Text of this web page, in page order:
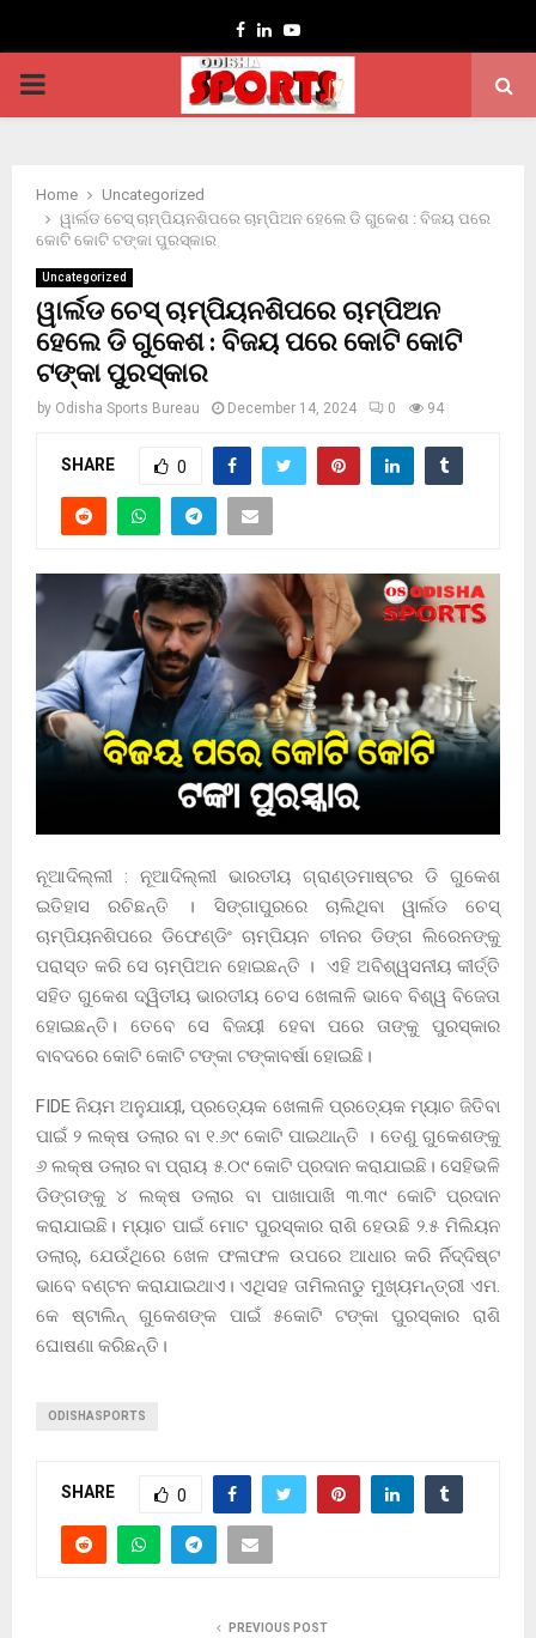
Facebook
LinkedinYoutube
PRIMARY
Home
Uncategorized
ୱାର୍ଲଡ ଚେସ୍ ଚାମ୍ପିୟନଶିପରେ ଚାମ୍ପିଅନ ହେଲେ ଡି ଗୁକେଶ : ବିଜୟ ପରେ
କୋଟି କୋଟି ଟଙ୍କା ପୁରସ୍କାର
Uncategorized
ୱାର୍ଲଡ ଚେସ୍ ଚାମ୍ପିୟନଶିପରେ ଚାମ୍ପିଅନ
ହେଲେ ଡି ଗୁକେଶ : ବିଜୟ ପରେ କୋଟି କୋଟି
ଟଙ୍କା ପୁରସ୍କାର
by Odisha Sports Bureau December 14, 2024 0 94
SHARE 0
ନୂଆଦିଲ୍ଲୀ : ନୂଆଦିଲ୍ଲୀ ଭାରତୀୟ ଗ୍ରାଣ୍ଡମାଷ୍ଟର ଡି ଗୁକେଶ
ଇତିହାସ ରଚିଛନ୍ତି । ସିଙ୍ଗାପୁରରେ ଚାଲିଥିବା ୱାର୍ଲଡ ଚେସ୍
ଚାମ୍ପିୟନଶିପରେ ଡିଫେଣ୍ଡିଂ ଚାମ୍ପିୟନ ଚୀନର ଡିଙ୍ଗ ଲିରେନଙ୍କୁ
ପରାସ୍ତ କରି ସେ ଚାମ୍ପିଅନ ହୋଇଛନ୍ତି । ଏହି ଅବିଶ୍ୱସନୀୟ କୀର୍ତ୍ତି
ସହିତ ଗୁକେଶ ଦ୍ୱିତୀୟ ଭାରତୀୟ ଚେସ ଖେଳାଳି ଭାବେ ବିଶ୍ୱ ବିଜେତା
ହୋଇଛନ୍ତି। ତେବେ ସେ ବିଜୟୀ ହେବା ପରେ ତାଙ୍କୁ ପୁରସ୍କାର
ବାବଦରେ କୋଟି କୋଟି ଟଙ୍କା ଟଙ୍କାବର୍ଷା ହୋଇଛି।
FIDE ନିୟମ ଅନୁଯାୟୀ, ପ୍ରତ୍ୟେକ ଖେଳାଳି ପ୍ରତ୍ୟେକ ମ୍ୟାଚ ଜିତିବା
ପାଇଁ ୨ ଲକ୍ଷ ଡଲାର ବା ୧.୬୯ କୋଟି ପାଇଥାନ୍ତି । ତେଣୁ ଗୁକେଶଙ୍କୁ
୬ ଲକ୍ଷ ଡଲାର ବା ପ୍ରାୟ ୫.୦୯ କୋଟି ପ୍ରଦାନ କରାଯାଇଛି। ସେହିଭଳି
ଡିଙ୍ଗଙ୍କୁ ୪ ଲକ୍ଷ ଡଲାର ବା ପାଖାପାଖି ୩.୩୯ କୋଟି ପ୍ରଦାନ
କରାଯାଇଛି। ମ୍ୟାଚ ପାଇଁ ମୋଟ ପୁରସ୍କାର ରାଶି ହେଉଛି ୨.୫ ମିଲିୟନ
ଡଲାର୍‌, ଯେଉଁଥିରେ ଖେଳ ଫଳାଫଳ ଉପରେ ଆଧାର କରି ର୍ନିଦ୍ଦିଷ୍ଟ
ଭାବେ ବଣ୍ଟନ କରାଯାଇଥାଏ। ଏଥିସହ ତାମିଲନାଡୁ ମୁଖ୍ୟମନ୍ତ୍ରୀ ଏମ.
କେ ଷ୍ଟାଲିନ୍‌ ଗୁକେଶଙ୍କ ପାଇଁ ୫କୋଟି ଟଙ୍କା ପୁରସ୍କାର ରାଶି
ଘୋଷଣା କରିଛନ୍ତି।
ODISHASPORTS
SHARE 0
PREVIOUS POST